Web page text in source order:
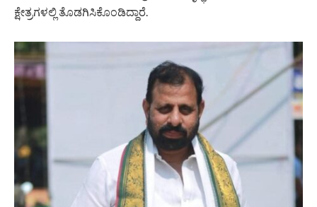
ಕ್ಷೇತ್ರಗಳಲ್ಲಿ ತೊಡಗಿಸಿಕೊಂಡಿದ್ದಾರೆ.